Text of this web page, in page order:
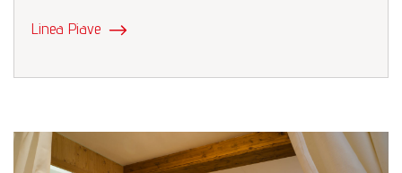
Linea Piave